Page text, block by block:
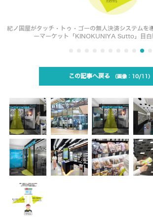
紀ノ国屋がタッチ・トゥ・ゴーの無人決済システム
ーマーケット「KINOKUNIYA Sutto」目白
この記事へ戻る 10/11